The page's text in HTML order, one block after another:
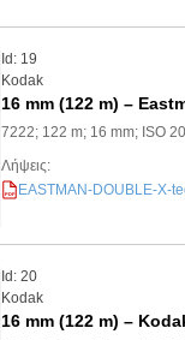
Id: 19
Kodak
16 mm (122 m) –
7222; 122 m; 16 mm; ISO
Λήψεις:
PDF EASTMAN-DOUBLE-X-
Id: 20
Kodak
16 mm (122 m) –